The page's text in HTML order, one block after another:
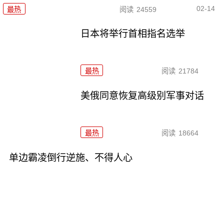
最热 阅读 24559 02-14
日本将举行首相指名选举
最热 阅读 21784
美俄同意恢复高级别军事对话
最热 阅读 18664
单边霸凌倒行逆施、不得人心